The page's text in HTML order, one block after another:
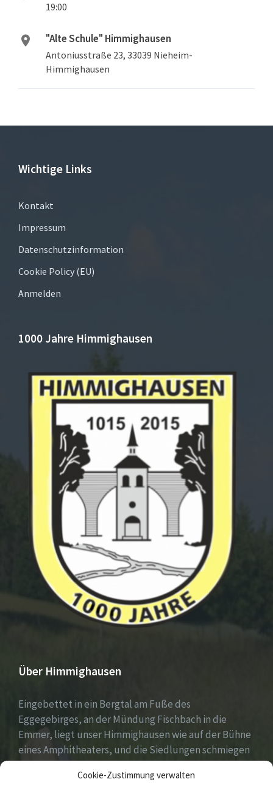
Cookie-Zustimmung verwalten
19:00
"Alte Schule" Himmighausen
Antoniusstraße 23, 33039 Nieheim-
Himmighausen
Wichtige Links
Kontakt
Impressum
Datenschutzinformation
Cookie Policy (EU)
Anmelden
1000 Jahre Himmighausen
Über Himmighausen
Eingebettet in ein Bergtal am Fuße des
Eggegebirges, an der Mündung Fischbach in die
Emmer, liegt unser Himmighausen wie auf der Bühne
eines Amphitheaters, und die Siedlungen schmiegen
sich an die umgebenden, seit Jahrhunderten mit
Mischwäldern bepflanzten Berge.